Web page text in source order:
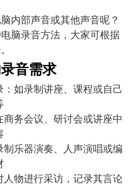
内部声音或其他声音呢？
脑录音方法，大家可根据
音需求
：如录制讲座、课程或自己
商务会议、研讨会或讲座中
制乐器演奏、人声演唱或编
人物进行采访，记录其言论